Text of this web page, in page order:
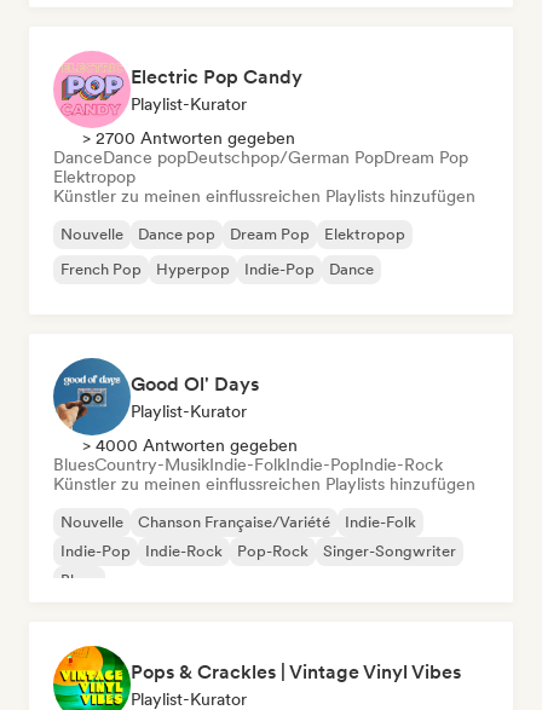
Electric Pop Candy
Playlist-Kurator
> 2700 Antworten gegeben
DanceDance popDeutschpop/German PopDream Pop
Elektropop
Künstler zu meinen einflussreichen Playlists hinzufügen
Nouvelle Dance pop Dream Pop
Elektropop
French Pop
Hyperpop Indie-Pop Dance
Good Ol' Days
Playlist-Kurator
> 4000 Antworten gegeben
BluesCountry-MusikIndie-FolkIndie-PopIndie-Rock
Künstler zu meinen einflussreichen Playlists hinzufügen
Nouvelle Chanson Française/Variété
Indie-Folk
Indie-Pop
Indie-Rock Pop-Rock
Singer-Songwriter
Blues
Pops & Crackles | Vintage Vinyl Vibes
Playlist-Kurator